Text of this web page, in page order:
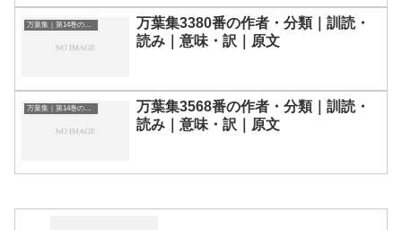
万葉集｜第14巻の和歌一覧
万葉集3380番の作者・分類｜訓読・
読み｜意味・訳｜原文
万葉集｜第14巻の和歌一覧
万葉集3568番の作者・分類｜訓読・
読み｜意味・訳｜原文